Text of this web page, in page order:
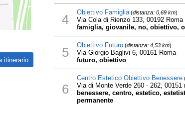
4 Obiettivo Famiglia(distanza: 0,69 km)
Via Cola di Rienzo 133, 00192 Roma
famiglia, giovanile, no, obiettivo,
5 Obiettivo Futuro(distanza: 4,53 km)
Via Giorgio Baglivi 6, 00161 Roma
futuro, obiettivo
6
Centro Estetico Obiettivo Benessere
Via di Monte Verde 260 - 262, 00151
benessere, centro, estetico,
permanente